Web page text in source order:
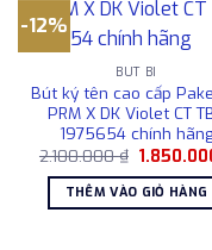
-12%
BÚT BI
Bút ký tên cao cấp
PRM X DK Violet CT
1975654 chính
2.100.000₫ Giá
là:
2.100.000
THÊM VÀO GIỎ HÀNG